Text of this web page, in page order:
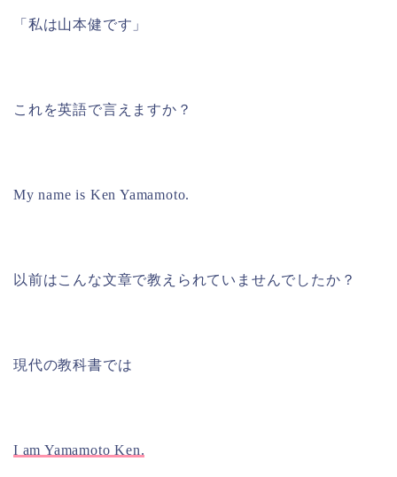
「私は山本健です」
これを英語で言えますか？
My name is Ken Yamamoto.
以前はこんな文章で教えられていませんでしたか？
現代の教科書では
I am Yamamoto Ken.